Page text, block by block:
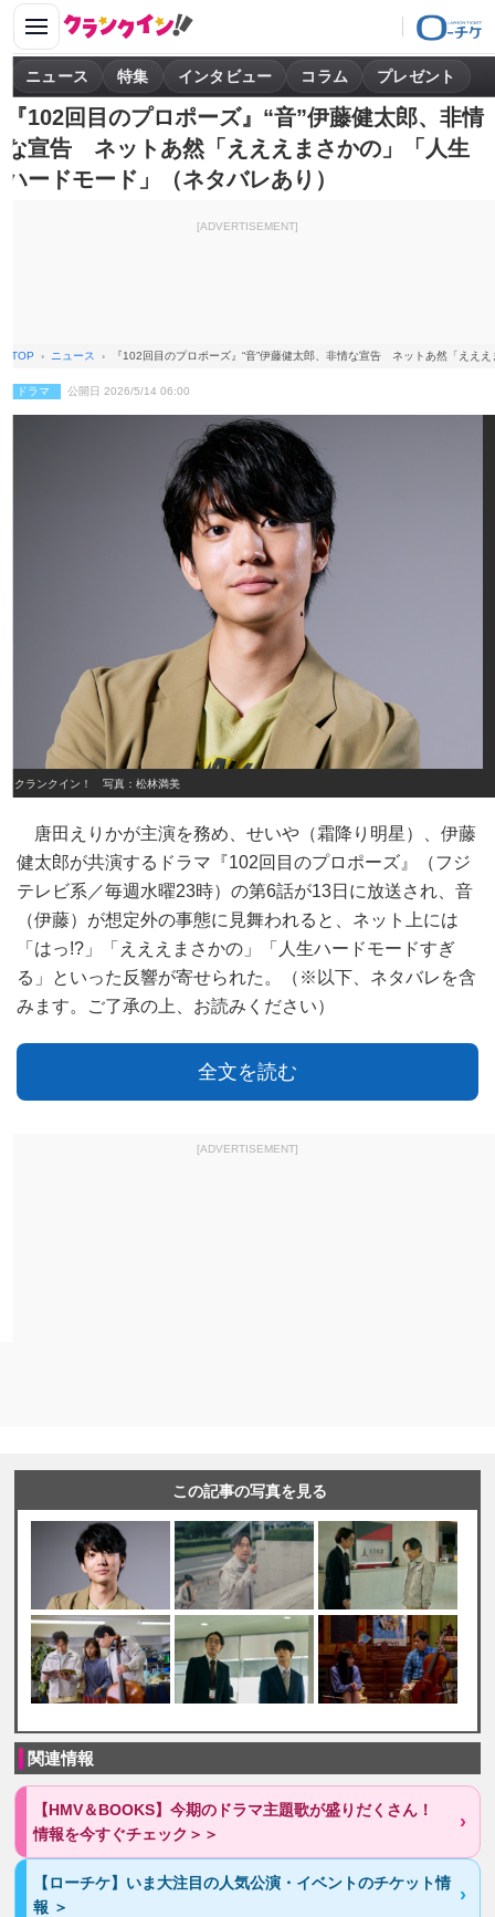
ニュース 特集 インタビュー コラム プレゼント
『102回目のプロポーズ』“音”伊藤健太郎、非情
な宣告 ネットあ然「えええまさかの」「人生
ハードモード」（ネタバレあり）
[ADVERTISEMENT]
TOP ニュース 『102回目のプロポーズ』“音”伊藤健太郎、非情な宣告 ネットあ然「ええ
ドラマ 公開日 2026/5/14 06:00
クランクイン！ 写真：松林満美
唐田えりかが主演を務め、せいや（霜降り明星）、伊藤
健太郎が共演するドラマ『102回目のプロポーズ』（フジ
テレビ系／毎週水曜23時）の第6話が13日に放送され、音
（伊藤）が想定外の事態に見舞われると、ネット上には
「はっ!?」「えええまさかの」「人生ハードモードすぎ
る」といった反響が寄せられた。（※以下、ネタバレを含
みます。ご了承の上、お読みください）
全文を読む
[ADVERTISEMENT]
この記事の写真を見る
関連情報
【HMV＆BOOKS】今期のドラマ主題歌が盛りだくさん！
情報を今すぐチェック＞＞
【ローチケ】いま大注目の人気公演・イベントのチケット情
報 ＞